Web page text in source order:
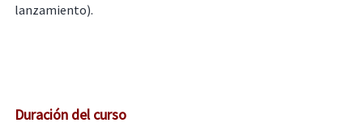
lanzamiento).
Duración del curso